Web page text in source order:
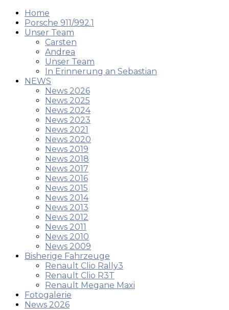
Home
Porsche 911/992.1
Unser Team
Carsten
Andrea
Unser Team
In Erinnerung an Sebastian
NEWS
News 2026
News 2025
News 2024
News 2023
News 2021
News 2020
News 2019
News 2018
News 2017
News 2016
News 2015
News 2014
News 2013
News 2012
News 2011
News 2010
News 2009
Bisherige Fahrzeuge
Renault Clio Rally3
Renault Clio R3T
Renault Megane Maxi
Fotogalerie
News 2026